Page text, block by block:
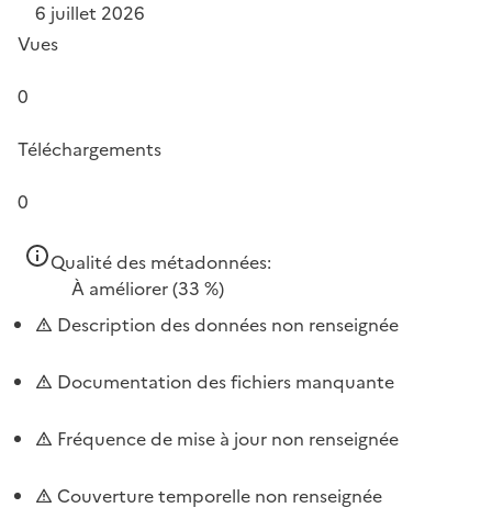
6 juillet 2026
Vues
0
Téléchargements
0
Qualité des métadonnées:
À améliorer(33 %)
Description des données non renseignée
Documentation des fichiers manquante
Fréquence de mise à jour non renseignée
Couverture temporelle non renseignée